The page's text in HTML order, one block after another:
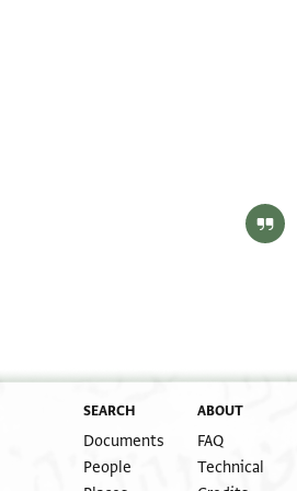
SEARCH
Documents
People
ABOUT
FAQ
Technical